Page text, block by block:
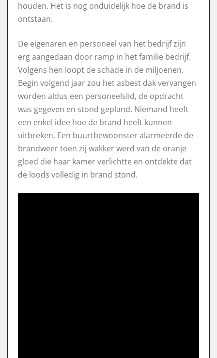
houden. Het is nog onduidelijk hoe de brand is
ontstaan.
De eigenaren en personeel van het bedrijf zijn
erg aangedaan door ramp in het familie bedrijf.
Volgens hen loopt de schade in de miljoenen.
Begin volgend jaar zou het asbest dak vervangen
worden aldus een personeelslid, de opdracht
was gegeven en stond gepland. Niemand heeft
een enkel idee hoe de brand heeft kunnen
uitbreken. Een buurtbewoonster alarmeerde de
brandweer toen zij wakker werd van de oranje
gloed die haar kamer verlichtte en ontdekte dat
de loods volledig in brand stond.